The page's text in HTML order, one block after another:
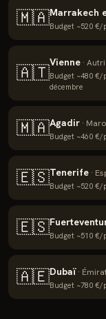
🇲🇦Marrakech
Budget ~520 €/
🇦🇹Vienne ·
Budget ~480 €/
décembre
🇲🇦Agadir ·
Budget ~460 €/
🇪🇸Tenerife ·
Budget ~520 €/
🇪🇸Budget ~510 €/
🇦🇪Dubaï·
Budget ~780 €/